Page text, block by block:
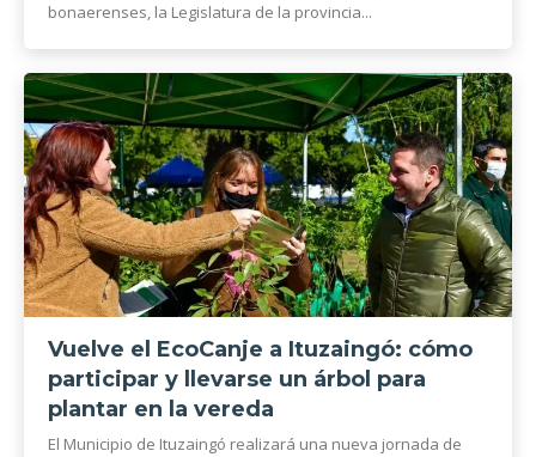
bonaerenses, la Legislatura de la provincia...
Vuelve el EcoCanje a Ituzaingó: cómo
participar y llevarse un árbol para
plantar en la vereda
El Municipio de Ituzaingó realizará una nueva jornada de